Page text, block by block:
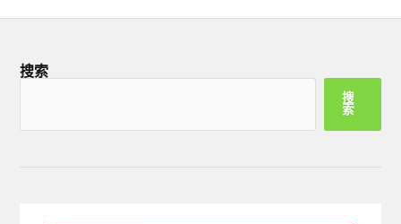
搜索
搜
索